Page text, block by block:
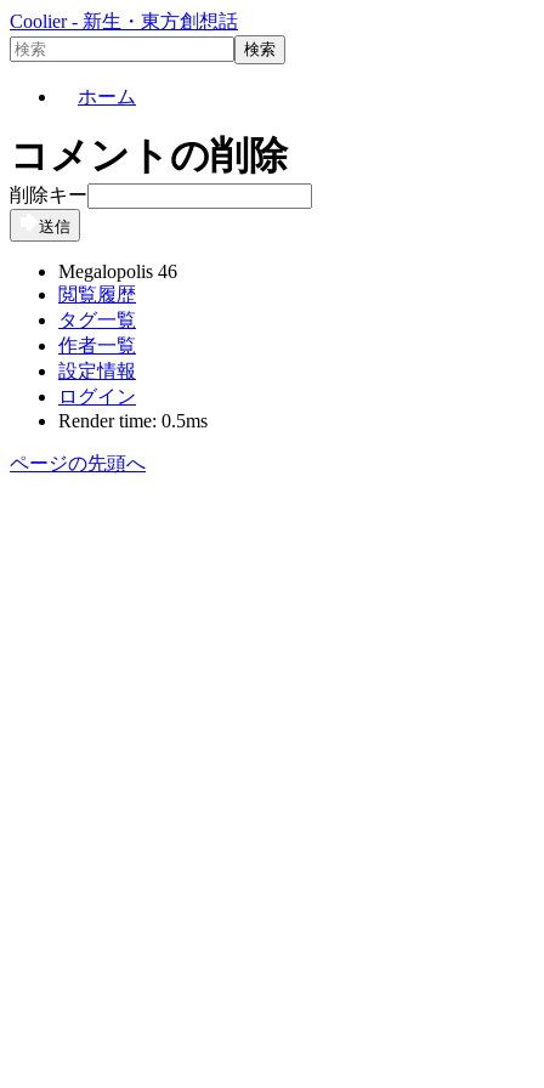
Coolier - 新生・東方創想話
ホーム
コメントの削除
削除キー
送信
Megalopolis 46
閲覧履歴
タグ一覧
作者一覧
設定情報
ログイン
Render time: 0.5ms
ページの先頭へ